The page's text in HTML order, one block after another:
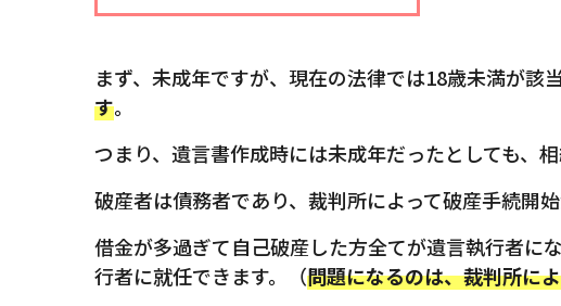
まず、未成年ですが、現在の法律では18歳未満が該
す。
つまり、遺言書作成時には未成年だったとしても、
破産者は債務者であり、裁判所によって破産手続開
借金が多過ぎて自己破産した方全てが遺言執行者に
行者に就任できます。（問題になるのは、裁判所に